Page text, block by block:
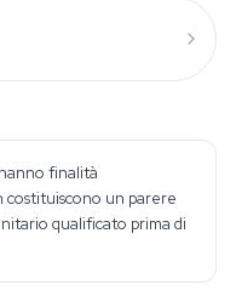
finalità
un parere
qualificato prima di